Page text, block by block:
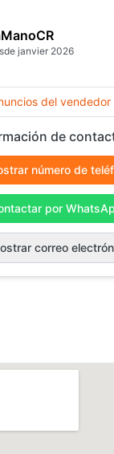
janvier 2026
del vendedor
de
número de
por
correo